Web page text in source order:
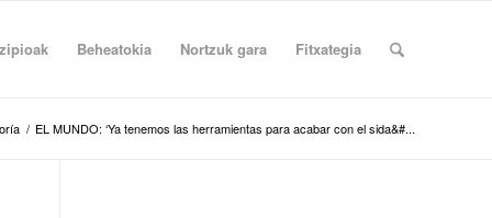
Beheatokia Nortzuk gara Fitxategia
/ EL MUNDO: ‘Ya tenemos las herramientas para acabar con el sida&#...